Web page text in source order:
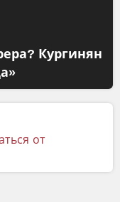
Кургинян
от